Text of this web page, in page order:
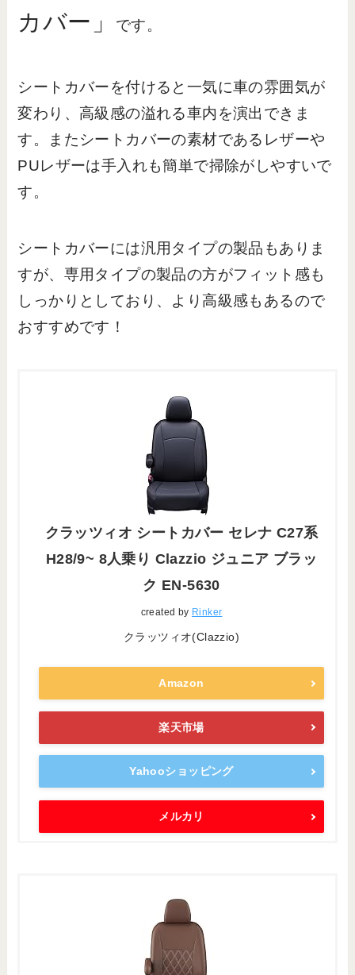
カバー」
です。
シートカバーを付けると一気に車の雰囲気が
変わり、高級感の溢れる車内を演出できま
す。またシートカバーの素材であるレザーや
PUレザーは手入れも簡単で掃除がしやすいで
す。
シートカバーには汎用タイプの製品もありま
すが、専用タイプの製品の方がフィット感も
しっかりとしており、より高級感もあるので
おすすめです！
クラッツィオ シートカバー セレナ C27系
H28/9~ 8人乗り Clazzio ジュニア ブラッ
ク EN-5630
created by Rinker
クラッツィオ(Clazzio)
Amazon
楽天市場
Yahooショッピング
メルカリ